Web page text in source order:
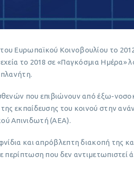
Ευρωπαϊκού Κοινοβουλίου το
το 2018 σε «Παγκόσμια Ημέρα»
που επιβιώνουν από έξω-
εκπαίδευσης του κοινού στην
Απινιδωτή (ΑΕΑ).
και απρόβλεπτη διακοπή της
περίπτωση που δεν αντιμετωπιστεί